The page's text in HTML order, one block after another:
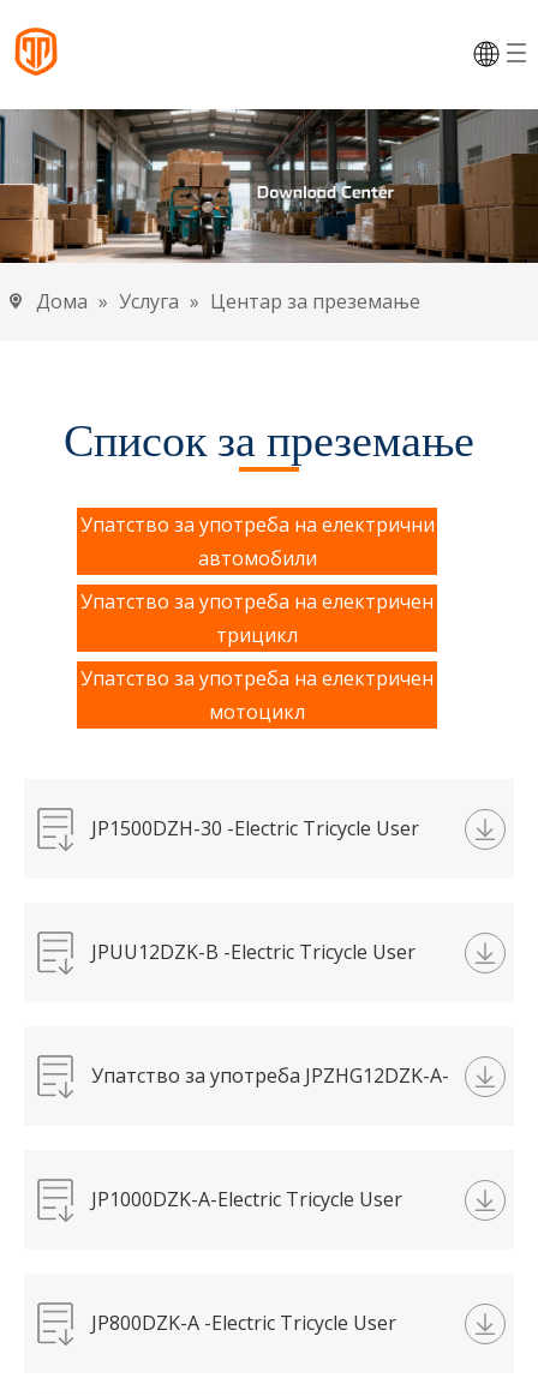
Дома » Услуга » Центар за преземање
Список за преземање
Упатство за употреба на електрични
автомобили
Упатство за употреба на електричен
трицикл
Упатство за употреба на електричен
мотоцикл
JP1500DZH-30 -Electric Tricycle User
JPUU12DZK-B -Electric Tricycle User
Упатство за употреба JPZHG12DZK-A-
JP1000DZK-A-Electric Tricycle User
JP800DZK-A -Electric Tricycle User